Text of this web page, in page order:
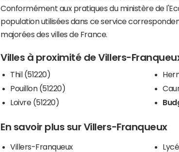
Conformément aux pratiques du ministère de
population utilisées dans ce service
majorées des villes de France.
Villes à proximité de Villers-
Thil (51220)
Pouillon (51220)
Loivre (51220)
En savoir plus sur Villers-Franqueux
Villers-Franqueux